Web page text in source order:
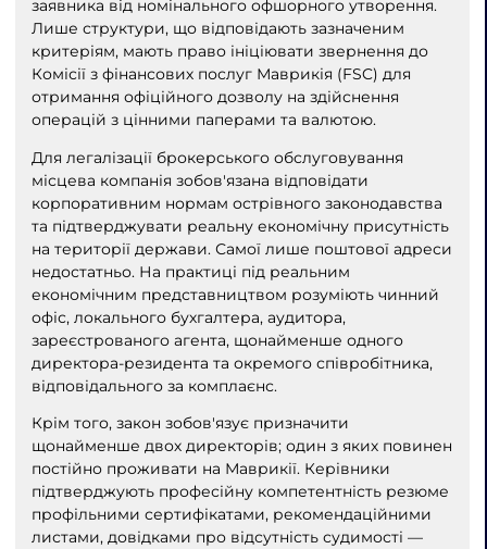
заявника від номінального офшорного утворення.
Лише структури, що відповідають зазначеним
критеріям, мають право ініціювати звернення до
Комісії з фінансових послуг Маврикія (FSC) для
отримання офіційного дозволу на здійснення
операцій з цінними паперами та валютою.
Для легалізації брокерського обслуговування
місцева компанія зобов'язана відповідати
корпоративним нормам острівного законодавства
та підтверджувати реальну економічну присутність
на території держави. Самої лише поштової адреси
недостатньо. На практиці під реальним
економічним представництвом розуміють чинний
офіс, локального бухгалтера, аудитора,
зареєстрованого агента, щонайменше одного
директора-резидента та окремого співробітника,
відповідального за комплаєнс.
Крім того, закон зобов'язує призначити
щонайменше двох директорів; один з яких повинен
постійно проживати на Маврикії. Керівники
підтверджують професійну компетентність резюме
профільними сертифікатами, рекомендаційними
листами, довідками про відсутність судимості —